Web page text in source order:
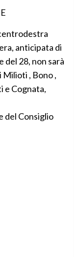
anticipata di
del 28, non sarà
Milioti , Bono ,
e Cognata,
del Consiglio